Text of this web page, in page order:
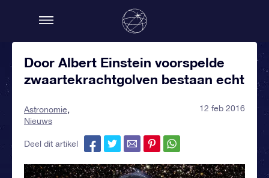
Door Albert Einstein voorspelde
zwaartekrachtgolven bestaan echt
Astronomie
Nieuws
12 feb 2016
Deel dit artikel